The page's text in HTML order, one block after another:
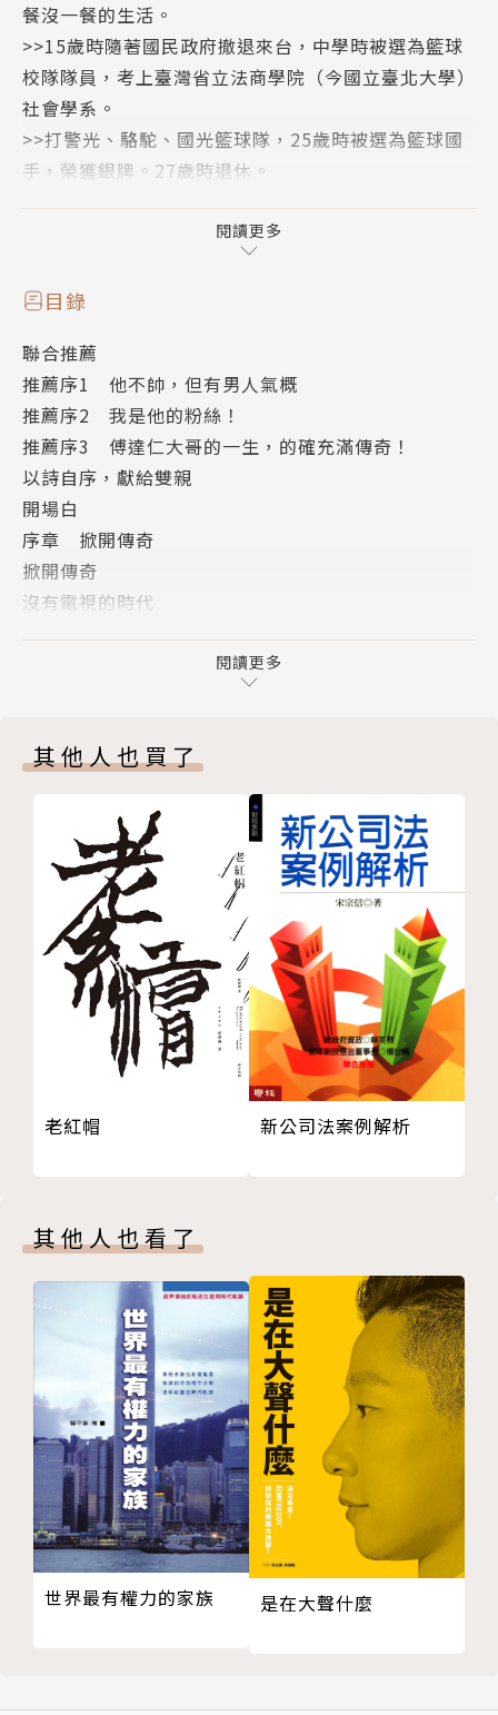
餐沒一餐的生活。
>>15歲時隨著國民政府撤退來台，中學時被選為籃球
校隊隊員，考上臺灣省立法商學院（今國立臺北大學）
社會學系。
>>打警光、駱駝、國光籃球隊，25歲時被選為籃球國
手，榮獲銀牌。27歲時退休。
國冠軍。當過馬來西亞國家教練，泰國亞錦賽贏了中華
隊；當過亞洲明星籃球隊的總教練，人稱常勝教頭。
>>30歲到80歲，電台電視生涯50年，半個世紀。期間
運、亞洲杯等等，還有國內的大小比賽在萬場以上；另
有棒球之夜、籃球之夜、各種晚會和典禮。
>>台灣許多中文籃球棒球術語是由傅達仁所創。蓋火
鍋、騎馬射箭、壞壞壞連三壞、三不管地帶的安打」等
等，都是他在播報球賽時的傅式名言。
>>電視，從黑白到彩色，見證活的電視史，聞所未聞
的故事！
他的人生，就是傳奇！
文山中學高中畢業
台灣省體育學校受訓三年結業。專長：棒球、籃球、足
球、排球、高爾夫球
美國NBA CELTICS（RED AUBOR）籃球教練訓練班
經歷：
日本東京三屆亞運籃球國手（銀牌）
當選東方年盃籃球國手
曾任裕隆籃球教練獲全國冠軍
曾任飛駝籃球教練獲全國冠軍
曾任馬來西亞國家男女籃球教練，擊敗中華隊引起震撼
曾任第一屆亞洲籃球明星教練，台北比賽獲全勝
之體育專欄寫作
曾任台視記者、組長、副理、經理等職
曾與沈春華主持「大家樂」節目榮獲優良綜藝節目獎
曾主持各項運動綜藝大型晚會特別節目，如「棒球之
夜」、「籃球之夜」
曾策劃並主播七屆奧運﹙1972慕尼黑至1996亞特蘭
大﹚，另採訪主播亞運、東亞運、亞洲杯、世界杯、洲
際杯、瓊斯杯、少棒、青棒、成棒等大小比賽萬場
曾主播台視午、晚間新聞
曾主播NBA籃賽10年，並曾轉播大聯盟職棒、世界
杯、亞洲杯足球
曾主持台視大型談話性CALLIN節目「面對問題」、
「時事座談」廣受歡迎
閱讀更多
目錄
聯合推薦
推薦序1 他不帥，但有男人氣概
推薦序2 我是他的粉絲！
推薦序3 傅達仁大哥的一生，的確充滿傳奇！
以詩自序，獻給雙親
開場白
序章 掀開傳奇
掀開傳奇
沒有電視的時代
澳洲海邊天體營
第一章 亂世孤雛浪跡天涯
出生將門
被木柴打的皮開肉綻
鬼子刺刀下的流浪生涯
戳馬蜂窩、廟口打架
抗戰勝利、舉國歡騰
忠貞里的抗日英雄
楊寶琳與抗戰烈士遺族學校
蔣夫人與南京國民革命軍遺族學校
天堂地獄一瞬間，從未有家、何懼無家？
廣州夏教鄉的蚯蚓雲吞
第二章 青春歲月
流浪到臺灣
大橋國校苦難的故事
新公園籃球場邊的自來水
附中、附中，我們的搖籃
戶長──蔣中正
十三太保──九兄弟
音樂老師──申學庸
莫逆之交──莫索爾
坎坷命運又生鉅變
屏農青年淬鍊文武
籃球名校：文中
閱讀更多
其他人也買了
老紅帽 新公司法案例解析
其他人也看了
世界最有權力的家族 是在大聲什麼